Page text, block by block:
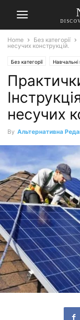
Home Без категорії
несучих конструкцій.
Без категорії Навчальні
несучих
By Альтернативна